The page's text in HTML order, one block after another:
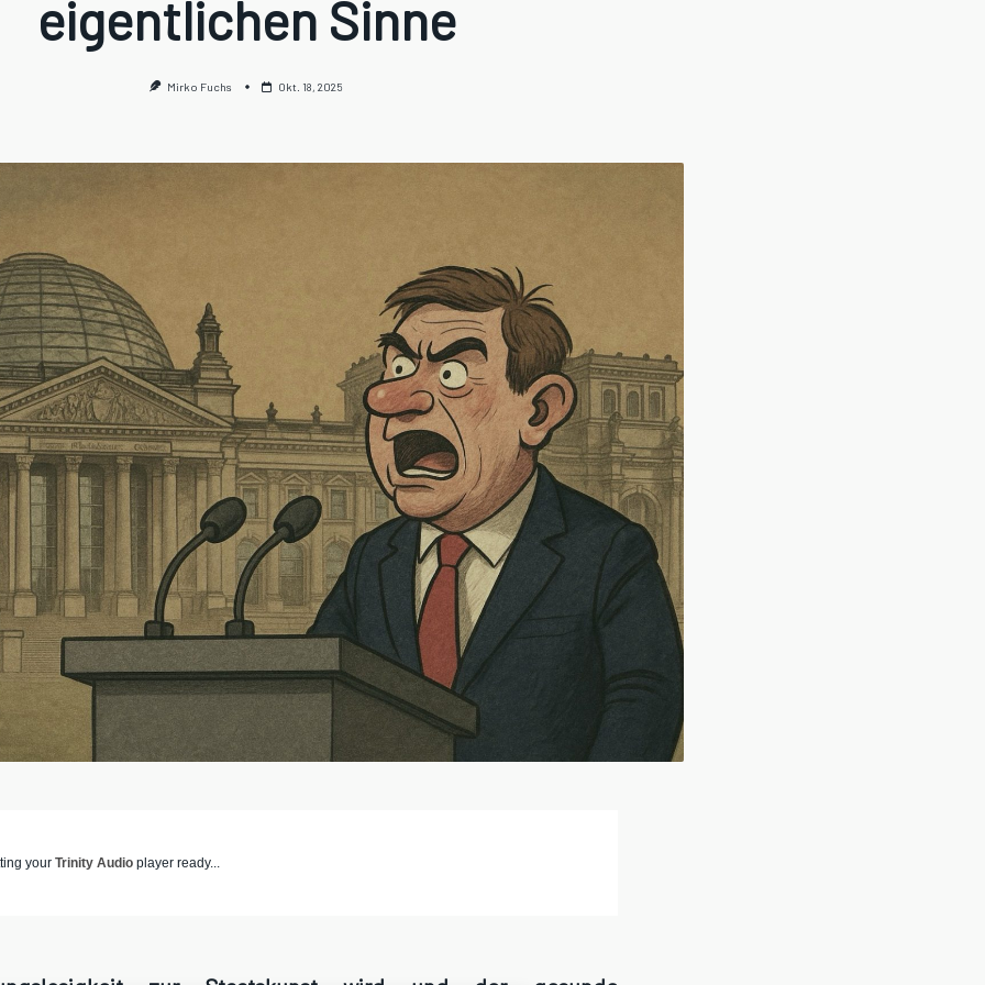
eigentlichen Sinne
Mirko Fuchs Okt. 18, 2025
your Trinity Audioplayer ready...